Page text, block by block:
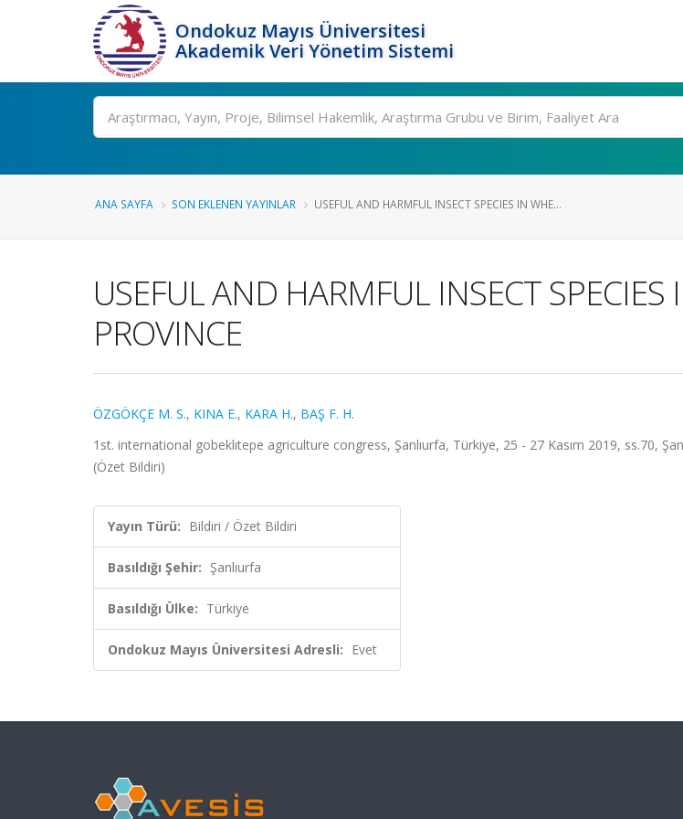
Ondokuz Mayıs Üniversitesi
Akademik Veri Yönetim Sistemi
Ara
ANA SAYFA SON EKLENEN YAYINLAR USEFUL AND HARMFUL INSECT SPECIES IN WHE...
USEFUL AND HARMFUL INSECT
PROVINCE
ÖZGÖKÇE M. S., KINA E., KARA H., BAŞ F. H.
1st. international gobeklıtepe agriculture congress, Şanlıurfa, Türkiye, 25 - 27 Kasım 2019, ss.70,
(Özet Bildiri)
Yayın Türü: Bildiri / Özet Bildiri
Basıldığı Şehir: Şanlıurfa
Basıldığı Ülke: Türkiye
Ondokuz Mayıs Üniversitesi Adresli: Evet